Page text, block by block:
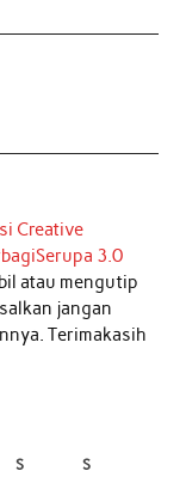
Creative
3.0
atau mengutip
jangan
Terimakasih
S S